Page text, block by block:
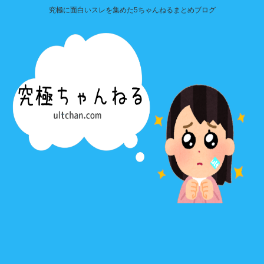
究極に面白いスレを集めた5ちゃんねるまとめブログ